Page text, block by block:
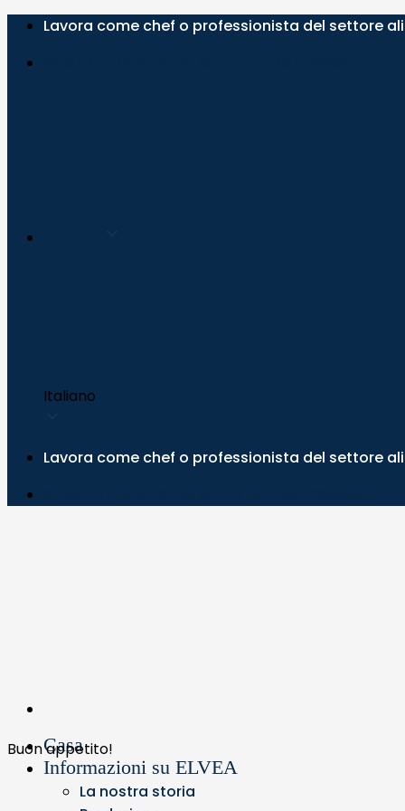
Salta
contenuti
Lavora come chef o professionista del settore
Italiano
Lavora come chef o professionista del settore
Casa
Informazioni su ELVEA
La nostra storia
Buon appetito!